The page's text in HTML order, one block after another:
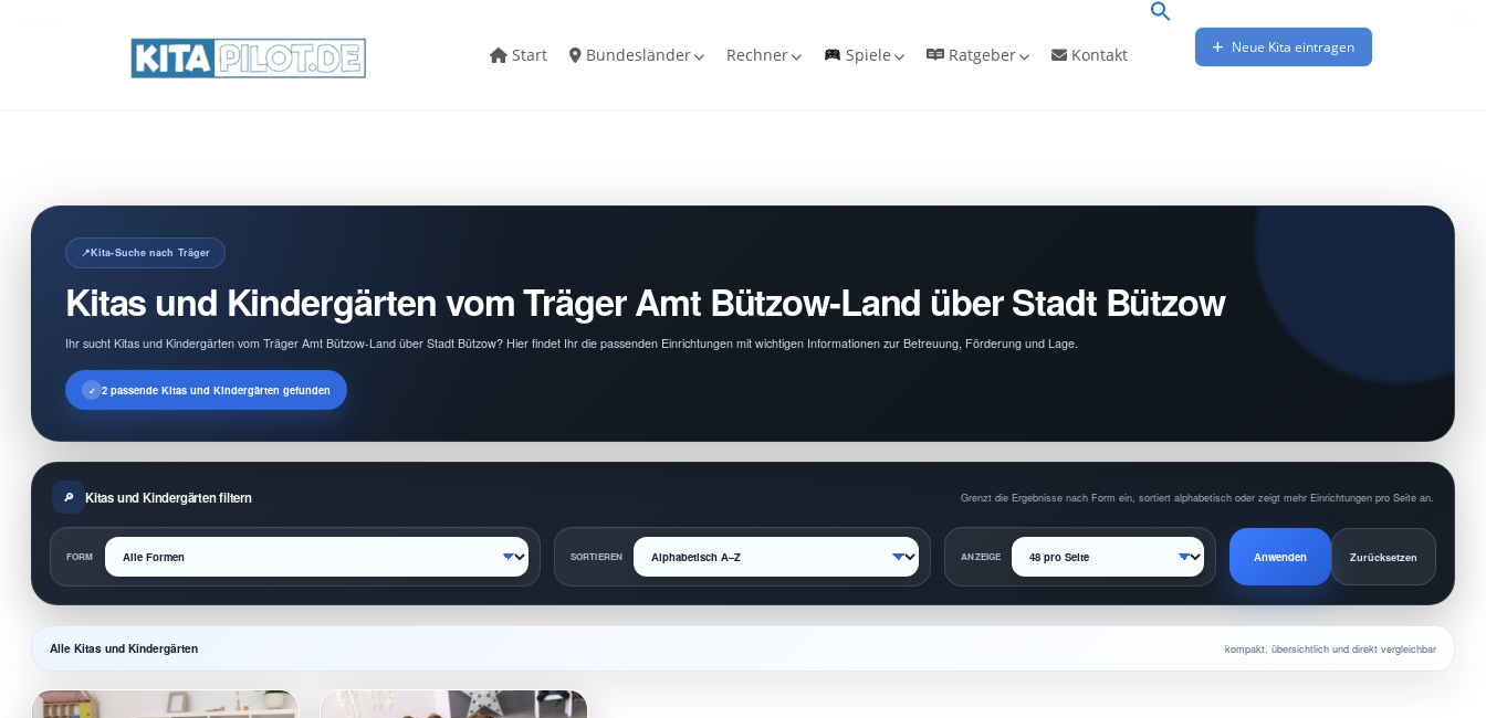
Start Bundesländer Rechner Spiele Ratgeber Kontakt Neue Kita eintragen
Kita-Suche nach Träger
Kitas und Kindergärten vom Träger Amt Bützow-Land über Stadt Bützow
Ihr sucht Kitas und Kindergärten vom Träger Amt Bützow-Land über Stadt Bützow? Hier findet Ihr die passenden Einrichtungen mit wichtigen Informationen zur Betreuung, Förderung und Lage.
2 passende Kitas und Kindergärten gefunden
Kitas und Kindergärten filtern Grenzt die Ergebnisse nach Form ein, sortiert alphabetisch oder zeigt mehr Einrichtungen pro Seite an.
FORM SORTIEREN ANZEIGE Anwenden Zurücksetzen
Alle Kitas und Kindergärten kompakt, übersichtlich und direkt vergleichbar